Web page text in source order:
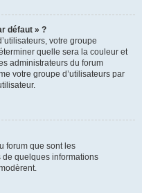
défaut » ?
votre groupe
quelle sera la couleur et
administrateurs du forum
votre groupe d’utilisateurs par
forum que sont les
quelques informations